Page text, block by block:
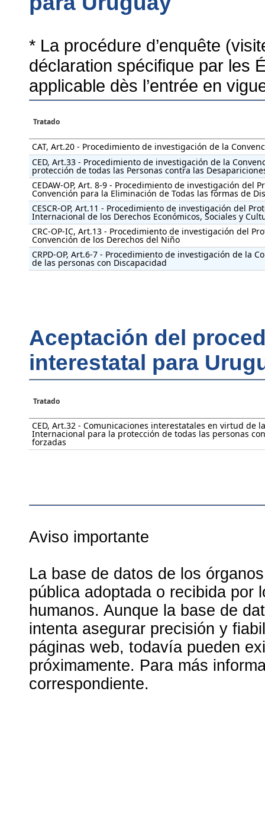
* La procédure d’enquête
déclaration spécifique par les
applicable dès l’entrée en
Tratado
CAT, Art.20 - Procedimiento de investigación de la
CED, Art.33 - Procedimiento de investigación de la
protección de todas las Personas contra las
CEDAW-OP, Art. 8-9 - Procedimiento de investigación del
Convención para la Eliminación de Todas las formas de
CESCR-OP, Art.11 - Procedimiento de investigación del
Internacional de los Derechos Económicos, Sociales y
CRC-OP-IC, Art.13 - Procedimiento de investigación del
Convención de los Derechos del Niño
CRPD-OP, Art.6-7 - Procedimiento de investigación de la
de las personas con Discapacidad
Aceptación del
interestatal para
Tratado
CED, Art.32 - Comunicaciones interestatales en virtud de
Internacional para la protección de todas las personas
forzadas
Aviso importante
La base de datos de los
pública adoptada o recibida por
humanos. Aunque la base de
intenta asegurar precisión y
páginas web, todavía pueden
próximamente. Para más
correspondiente.